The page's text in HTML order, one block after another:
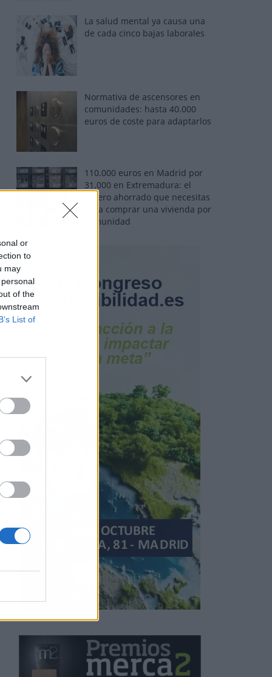
or
to
may
of the
List of
La salud mental ya causa una
de cada cinco bajas laborales
Normativa de ascensores en
comunidades: hasta 40.000
euros de coste para adaptarlos
110.000 euros en Madrid por
31.000 en Extremadura: el
dinero ahorrado que necesitas
para comprar una vivienda por
comunidad